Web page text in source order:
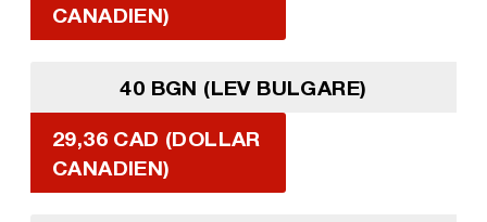
CANADIEN)
40 BGN (LEV BULGARE)
29,36 CAD (DOLLAR
CANADIEN)